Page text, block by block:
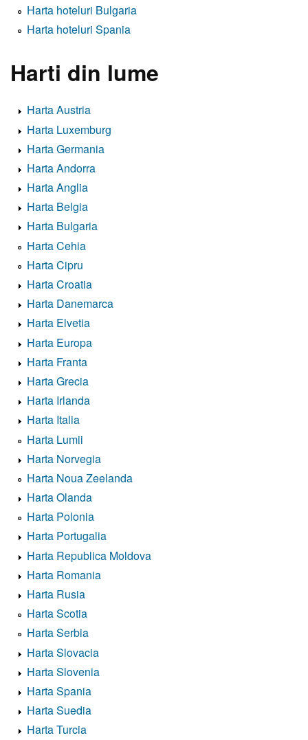
Harta hoteluri Bulgaria
Harta hoteluri Spania
Harti din lume
Harta Austria
Harta Luxemburg
Harta Germania
Harta Andorra
Harta Anglia
Harta Belgia
Harta Bulgaria
Harta Cehia
Harta Cipru
Harta Croatia
Harta Danemarca
Harta Elvetia
Harta Europa
Harta Franta
Harta Grecia
Harta Irlanda
Harta Italia
Harta Lumii
Harta Norvegia
Harta Noua Zeelanda
Harta Olanda
Harta Polonia
Harta Portugalia
Harta Republica Moldova
Harta Romania
Harta Rusia
Harta Scotia
Harta Serbia
Harta Slovacia
Harta Slovenia
Harta Spania
Harta Suedia
Harta Turcia